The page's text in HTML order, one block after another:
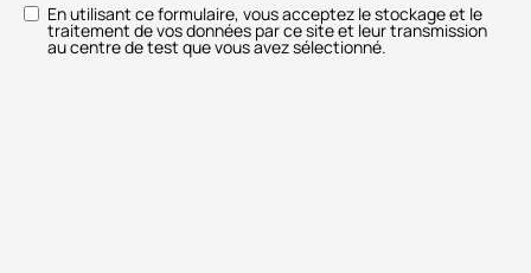
En utilisant ce formulaire, vous acceptez le stockage et le
traitement de vos données par ce site et leur transmission
au centre de test que vous avez sélectionné.